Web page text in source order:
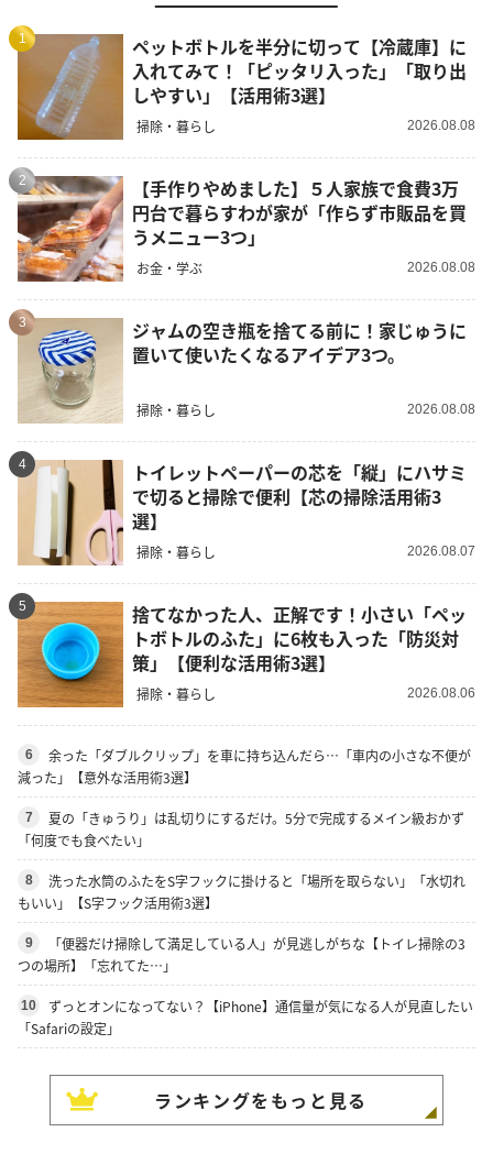
1
ペットボトルを半分に切って【冷蔵庫】に
入れてみて！「ピッタリ入った」「取り出
しやすい」【活用術3選】
掃除・暮らし 2026.08.08
2
【手作りやめました】５人家族で食費3万
円台で暮らすわが家が「作らず市販品を買
うメニュー3つ」
お金・学ぶ 2026.08.08
3
ジャムの空き瓶を捨てる前に！家じゅうに
置いて使いたくなるアイデア3つ。
掃除・暮らし 2026.08.08
4
トイレットペーパーの芯を「縦」にハサミ
で切ると掃除で便利【芯の掃除活用術3
選】
掃除・暮らし 2026.08.07
5
捨てなかった人、正解です！小さい「ペッ
トボトルのふた」に6枚も入った「防災対
策」【便利な活用術3選】
掃除・暮らし 2026.08.06
6
余った「ダブルクリップ」を車に持ち込んだら…「車内の小さな不便が
減った」【意外な活用術3選】
7
夏の「きゅうり」は乱切りにするだけ。5分で完成するメイン級おかず
「何度でも食べたい」
8
洗った水筒のふたをS字フックに掛けると「場所を取らない」「水切れ
もいい」【S字フック活用術3選】
9
「便器だけ掃除して満足している人」が見逃しがちな【トイレ掃除の3
つの場所】「忘れてた…」
10
ずっとオンになってない？【iPhone】通信量が気になる人が見直したい
「Safariの設定」
ランキングをもっと見る